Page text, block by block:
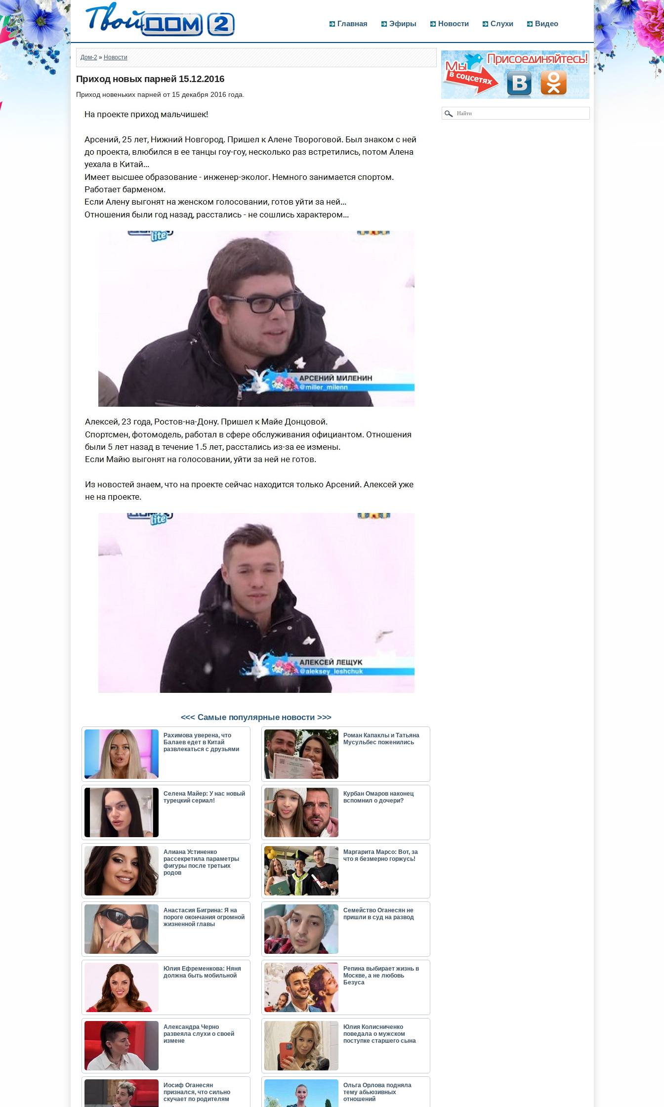
Главная Эфиры Новости Слухи Видео
Дом-2 » Новости
Приход новых парней 15.12.2016
Приход новеньких парней от 15 декабря 2016 года.
<<< Самые популярные новости >>>
Рахимова уверена, что
Балаев едет в Китай
развлекаться с друзьями
Роман Капаклы и Татьяна
Мусульбес поженились
Селена Майер: У нас новый
турецкий сериал!
Курбан Омаров наконец
вспомнил о дочери?
Алиана Устиненко
рассекретила параметры
фигуры после третьих
родов
Маргарита Марсо: Вот, за
что я безмерно горжусь!
Анастасия Бигрина: Я на
пороге окончания огромной
жизненной главы
Семейство Оганесян не
пришли в суд на развод
Юлия Ефременкова: Няня
должна быть мобильной
Репина выбирает жизнь в
Москве, а не любовь
Безуса
Александра Черно
развеяла слухи о своей
измене
Юлия Колисниченко
поведала о мужском
поступке старшего сына
Иосиф Оганесян
признался, что сильно
скучает по родителям
Ольга Орлова подняла
тему абьюзивных
отношений